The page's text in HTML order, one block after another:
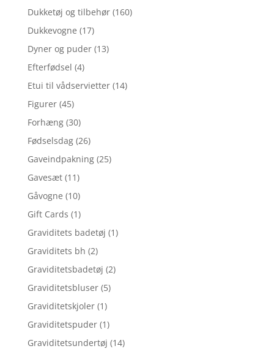
Dukketøj og tilbehør (160)
Dukkevogne (17)
Dyner og puder (13)
Efterfødsel (4)
Etui til vådservietter (14)
Figurer (45)
Forhæng (30)
Fødselsdag (26)
Gaveindpakning (25)
Gavesæt (11)
Gåvogne (10)
Gift Cards (1)
Graviditets badetøj (1)
Graviditets bh (2)
Graviditetsbadetøj (2)
Graviditetsbluser (5)
Graviditetskjoler (1)
Graviditetspuder (1)
Graviditetsundertøj (14)